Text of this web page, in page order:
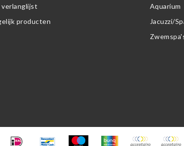
verlanglijst
producten
Aquarium
Jacuzzi/